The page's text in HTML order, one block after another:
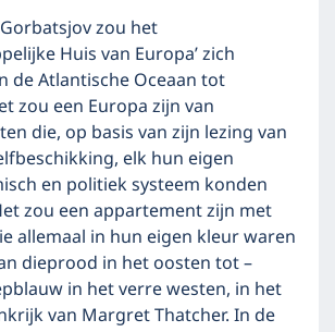
zou het
Huis van Europa’ zich
de Atlantische Oceaan tot
zou een Europa zijn van
die, op basis van zijn lezing van
elk hun eigen
en politiek systeem konden
zou een appartement zijn met
allemaal in hun eigen kleur waren
dieprood in het oosten tot –
in het verre westen, in het
van Margret Thatcher. In de